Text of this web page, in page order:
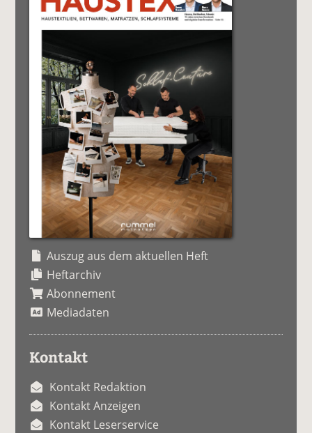
Auszug aus dem aktuellen Heft
Heftarchiv
Abonnement
Mediadaten
Kontakt
Kontakt Redaktion
Kontakt Anzeigen
Kontakt Leserservice